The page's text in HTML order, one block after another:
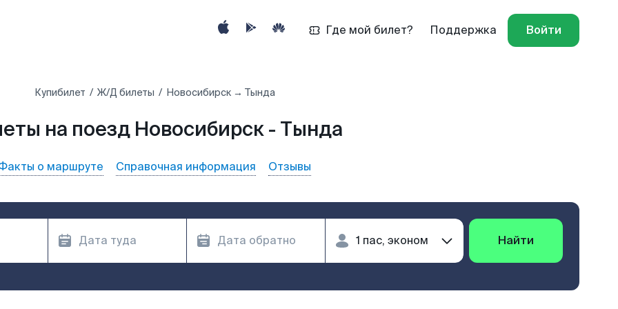
Где мой билет? Поддержка Войти
Купибилет Ж/Д билеты Новосибирск → Тында
на поезд Новосибирск - Тында
о маршруте Справочная информация Отзывы
Найти